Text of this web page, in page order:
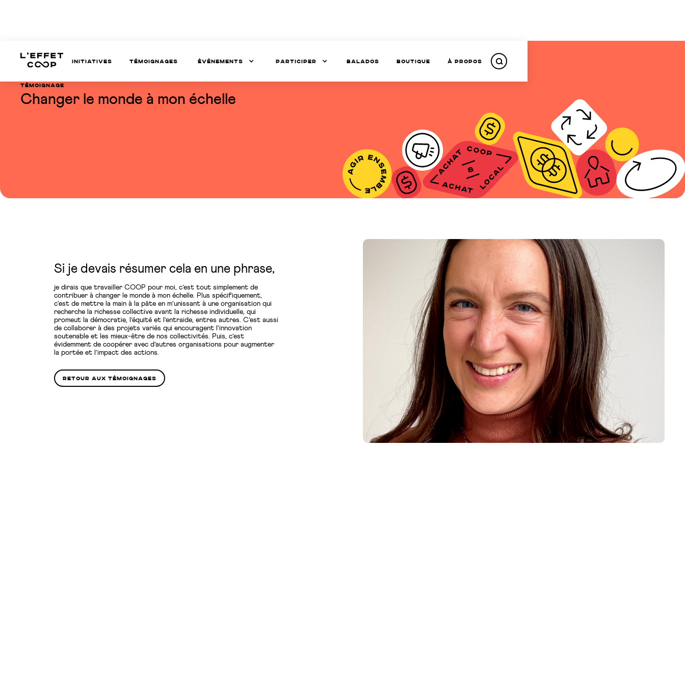
Initiatives témoignages Événements Participer balados Boutique à propos
témoignage
Changer le monde à mon échelle
Si je devais résumer cela en une phrase,
je dirais que travailler COOP pour moi, c’est tout simplement de
contribuer à changer le monde à mon échelle. Plus spécifiquement,
c’est de mettre la main à la pâte en m’unissant à une organisation qui
recherche la richesse collective avant la richesse individuelle, qui
promeut la démocratie, l’équité et l’entraide, entres autres. C’est aussi
de collaborer à des projets variés qui encouragent l’innovation
soutenable et les mieux-être de nos collectivités. Puis, c’est
évidemment de coopérer avec d’autres organisations pour augmenter
la portée et l’impact des actions.
retour aux témoignages